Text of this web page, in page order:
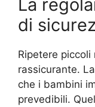
La
di
Ripetere
rassicurante.
che i bambini
prevedibili.